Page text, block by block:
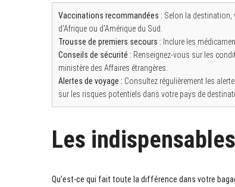
Vaccinations recommandées : Selon la destination,
d’Afrique ou d’Amérique du Sud.
Trousse de premiers secours : Inclure les
Conseils de sécurité : Renseignez-vous sur les
ministère des Affaires étrangères.
Alertes de voyage : Consultez régulièrement les
sur les risques potentiels dans votre pays de
Les
Qu’est-ce qui fait toute la différence dans votre